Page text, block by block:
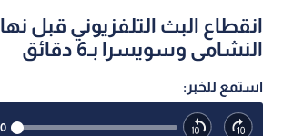
انقطاع البث التلفزيوني قبل
النشامى وسويسرا بـ6 دقائق
استمع للخبر: